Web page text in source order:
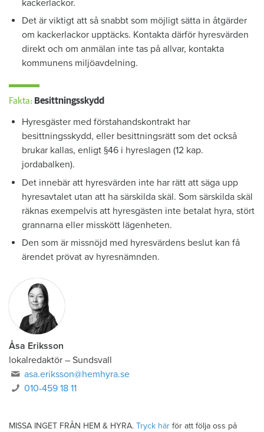
kackerlackor.
Det är viktigt att så snabbt som möjligt sätta in åtgärder
om kackerlackor upptäcks. Kontakta därför hyresvärden
direkt och om anmälan inte tas på allvar, kontakta
kommunens miljöavdelning.
Fakta: Besittningsskydd
Hyresgäster med förstahandskontrakt har
besittningsskydd, eller besittningsrätt som det också
brukar kallas, enligt §46 i hyreslagen (12 kap.
jordabalken).
Det innebär att hyresvärden inte har rätt att säga upp
hyresavtalet utan att ha särskilda skäl. Som särskilda skäl
räknas exempelvis att hyresgästen inte betalat hyra, stört
grannarna eller misskött lägenheten.
Den som är missnöjd med hyresvärdens beslut kan få
ärendet prövat av hyresnämnden.
Åsa Eriksson
lokalredaktör – Sundsvall
asa.eriksson@hemhyra.se
010-459 18 11
MISSA INGET FRÅN HEM & HYRA. Tryck här för att följa oss på